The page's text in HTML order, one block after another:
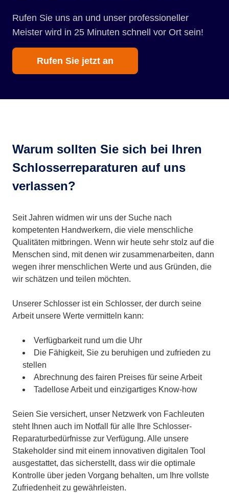
Rufen Sie uns an und unser professioneller
Meister wird in 25 Minuten schnell vor Ort sein!
Rufen Sie jetzt an
Warum sollten Sie sich bei Ihren
Schlosserreparaturen auf uns
verlassen?
Seit Jahren widmen wir uns der Suche nach
kompetenten Handwerkern, die viele menschliche
Qualitäten mitbringen. Wenn wir heute sehr stolz auf die
Menschen sind, mit denen wir zusammenarbeiten, dann
wegen ihrer menschlichen Werte und aus Gründen, die
wir schätzen und teilen möchten.
Unserer Schlosser ist ein Schlosser, der durch seine
Arbeit unsere Werte vermitteln kann:
Verfügbarkeit rund um die Uhr
Die Fähigkeit, Sie zu beruhigen und zufrieden zu
stellen
Abrechnung des fairen Preises für seine Arbeit
Tadellose Arbeit und einzigartiges Know-how
Seien Sie versichert, unser Netzwerk von Fachleuten
steht Ihnen auch im Notfall für alle Ihre Schlosser-
Reparaturbedürfnisse zur Verfügung. Alle unsere
Stakeholder sind mit einem innovativen digitalen Tool
ausgestattet, das sicherstellt, dass wir die optimale
Kontrolle über jeden Vorgang behalten, um Ihre vollste
Zufriedenheit zu gewährleisten.